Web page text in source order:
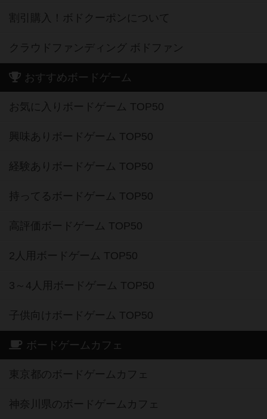
割引購入！ボドクーポンについて
クラウドファンディング ボドファン
おすすめボードゲーム
お気に入りボードゲーム TOP50
興味ありボードゲーム TOP50
経験ありボードゲーム TOP50
持ってるボードゲーム TOP50
高評価ボードゲーム TOP50
2人用ボードゲーム TOP50
3～4人用ボードゲーム TOP50
子供向けボードゲーム TOP50
ボードゲームカフェ
東京都のボードゲームカフェ
神奈川県のボードゲームカフェ